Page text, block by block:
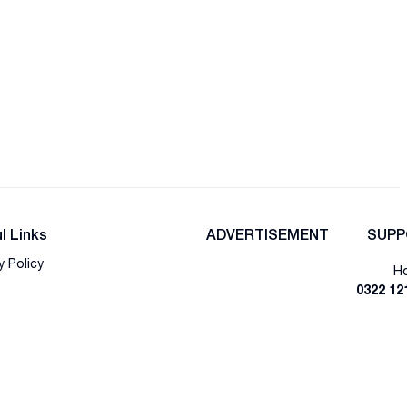
ADVERTISEMENT
Links
Policy
0322